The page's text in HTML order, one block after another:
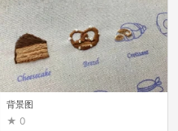
背景图
0